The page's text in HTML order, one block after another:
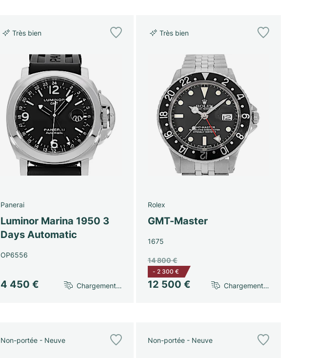
Très bien
Panerai
Luminor Marina 1950 3
Days Automatic
OP6556
4 450 € Chargement…
Très bien
Rolex
GMT-Master
1675
12 500 €
14 800 €
- 2 300 €
Chargement…
Non-portée - Neuve Non-portée - Neuve